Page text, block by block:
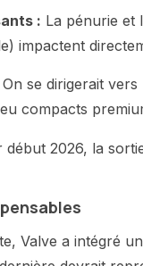
: La pénurie et
impactent
On se dirigerait
compacts
début 2026, la
Valve a intégré